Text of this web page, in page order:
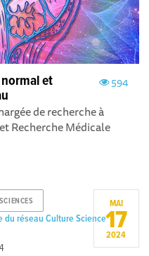
594
et
de recherche à
Recherche Médicale
du réseau Culture Science
MAI
17
2024